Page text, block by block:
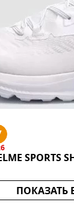
SPORTS
ПОКАЗАТЬ